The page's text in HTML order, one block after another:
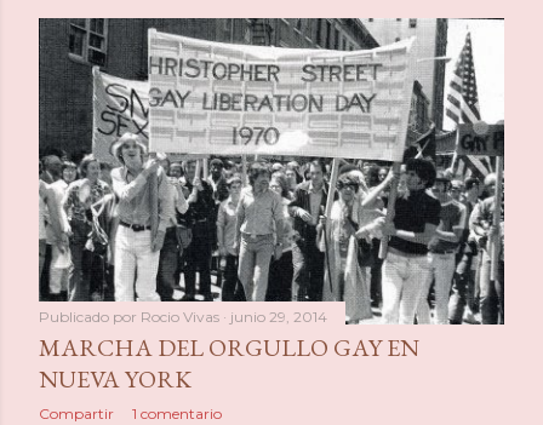
t
r
a
d
a
s
Publicado por Rocio Vivas junio 29, 2014
MARCHA DEL ORGULLO GAY EN
NUEVA YORK
Compartir 1 comentario